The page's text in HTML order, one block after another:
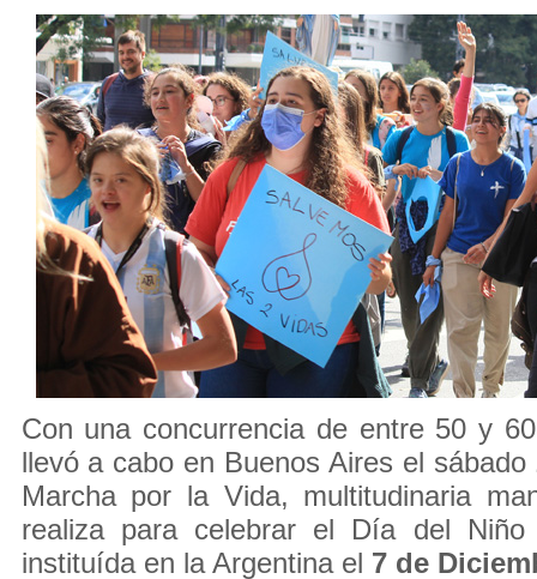
Con una concurrencia de entre 50 y
llevó a cabo en Buenos Aires el sábado
Marcha por la Vida, multitudinaria
realiza para celebrar el Día del
instituída en la Argentina el 7 de